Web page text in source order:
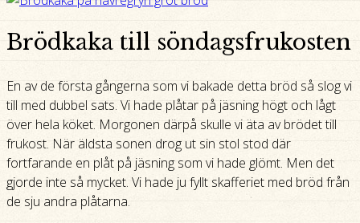
Brödkaka till söndagsfrukosten
En av de första gångerna som vi bakade detta bröd så slog vi
till med dubbel sats. Vi hade plåtar på jäsning högt och lågt
över hela köket. Morgonen därpå skulle vi äta av brödet till
frukost. När äldsta sonen drog ut sin stol stod där
fortfarande en plåt på jäsning som vi hade glömt. Men det
gjorde inte så mycket. Vi hade ju fyllt skafferiet med bröd från
de sju andra plåtarna.